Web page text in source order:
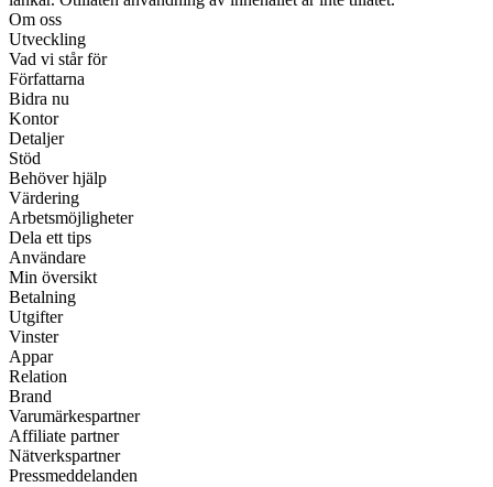
Om oss
Utveckling
Vad vi står för
Författarna
Bidra nu
Kontor
Detaljer
Stöd
Behöver hjälp
Värdering
Arbetsmöjligheter
Dela ett tips
Användare
Min översikt
Betalning
Utgifter
Vinster
Appar
Relation
Brand
Varumärkespartner
Affiliate partner
Nätverkspartner
Pressmeddelanden